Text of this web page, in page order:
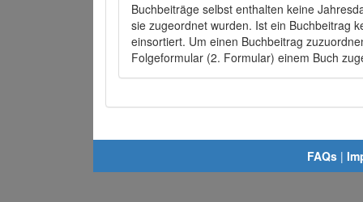
Buchbeiträge selbst enthalten keine
sie zugeordnet wurden. Ist ein Buchbeitrag
einsortiert. Um einen Buchbeitrag
Folgeformular (2. Formular) einem Buch
FAQs |